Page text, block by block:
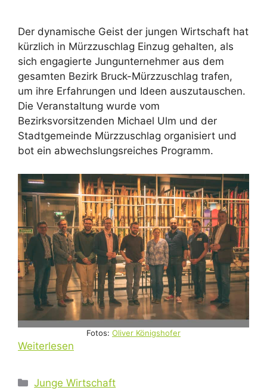
Der dynamische Geist der jungen Wirtschaft hat
kürzlich in Mürzzuschlag Einzug gehalten, als
sich engagierte Jungunternehmer aus dem
gesamten Bezirk Bruck-Mürzzuschlag trafen,
um ihre Erfahrungen und Ideen auszutauschen.
Die Veranstaltung wurde vom
Bezirksvorsitzenden Michael Ulm und der
Stadtgemeinde Mürzzuschlag organisiert und
bot ein abwechslungsreiches Programm.
Fotos: Oliver Königshofer
Weiterlesen
Kategorien
Junge Wirtschaft